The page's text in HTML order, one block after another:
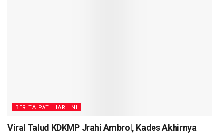
BERITA PATI HARI INI
Viral Talud KDKMP Jrahi Ambrol, Kades Akhirnya